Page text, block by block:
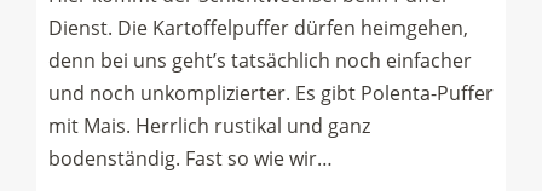
Dienst. Die Kartoffelpuffer dürfen heimgehen,
denn bei uns geht’s tatsächlich noch einfacher
und noch unkomplizierter. Es gibt Polenta-Puffer
mit Mais. Herrlich rustikal und ganz
bodenständig. Fast so wie wir…